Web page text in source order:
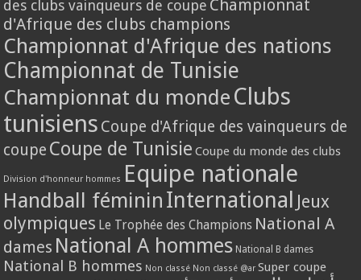
des clubs vainqueurs de coupe Championnat
d'Afrique des clubs champions
Championnat d'Afrique des nations
Championnat de Tunisie
Championnat du monde Clubs
tunisiens Coupe d'Afrique des vainqueurs de
coupe Coupe de Tunisie Coupe du monde des clubs
Division d'honneur hommes Equipe nationale
Handball féminin International Jeux
olympiques Le Trophée des Champions National A
dames National A hommes National B dames
National B hommes Non classé Non classé @ar Super coupe